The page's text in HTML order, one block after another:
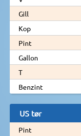
Gill
Kop
Pint
Gallon
T
Benzint
US tør
Pint